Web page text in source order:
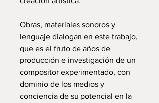
Obras, materiales sonoros y
lenguaje dialogan en este trabajo,
que es el fruto de años de
producción e investigación de un
compositor experimentado, con
dominio de los medios y
conciencia de su potencial en la